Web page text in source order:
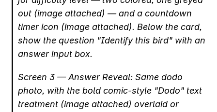
out (image attached) — and a countdown
timer icon (image attached). Below the card,
show the question "Identify this bird" with an
answer input box.
Screen 3 — Answer Reveal: Same dodo
photo, with the bold comic-style "Dodo" text
treatment (image attached) overlaid or